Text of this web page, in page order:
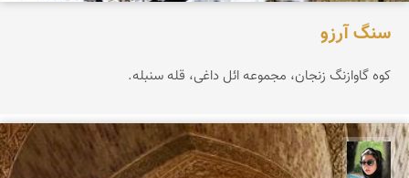
سنگ آرزو
کوه گاوازنگ زنجان، مجموعه ائل داغی، قله سنبله.
سپیده اصلان